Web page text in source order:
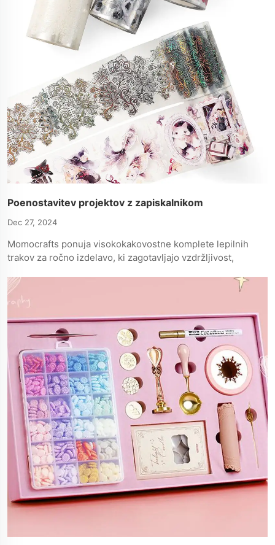
Poenostavitev projektov z zapiskalnikom
Dec 27, 2024
Momocrafts ponuja visokokakovostne komplete lepilnih
trakov za ročno izdelavo, ki zagotavljajo vzdržljivost,
projektih.